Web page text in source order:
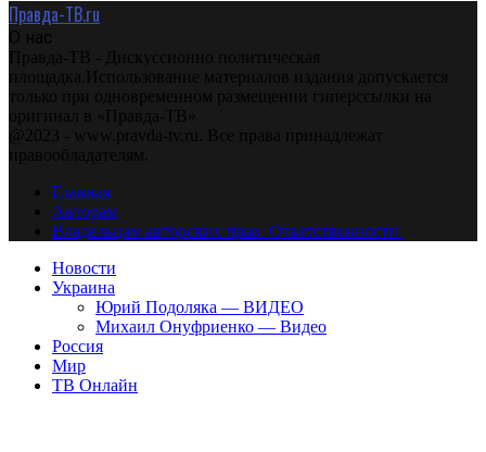
Правда-ТВ.ru
О нас
Правда-ТВ - Дискуссионно политическая
площадка.Использование материалов издания допускается
только при одновременном размещении гиперссылки на
оригинал в «Правда-ТВ»
@2023 - www.pravda-tv.ru. Все права принадлежат
правообладателям.
Главная
Авторам
Владельцам авторских прав. Ответственности.
Новости
Украина
Юрий Подоляка — ВИДЕО
Михаил Онуфриенко — Видео
Россия
Мир
ТВ Онлайн